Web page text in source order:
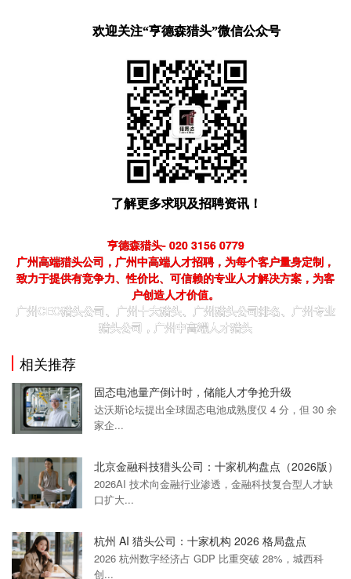
欢迎关注“亨德森猎头”微信公众号
了解更多求职及招聘资讯！
亨德森猎头- 020 3156 0779
广州高端猎头公司，广州中高端人才招聘，为每个客户量身定制，
致力于提供有竞争力、性价比、可信赖的专业人才解决方案，为客
户创造人才价值。
广州CEO猎头公司、广州十大猎头、广州猎头公司排名、广州专业
猎头公司，广州中高端人才猎头
相关推荐
固态电池量产倒计时，储能人才争抢升级
达沃斯论坛提出全球固态电池成熟度仅 4 分，但 30 余
家企...
北京金融科技猎头公司：十家机构盘点（2026版）
2026AI 技术向金融行业渗透，金融科技复合型人才缺
口扩大...
杭州 AI 猎头公司：十家机构 2026 格局盘点
2026 杭州数字经济占 GDP 比重突破 28%，城西科
创...